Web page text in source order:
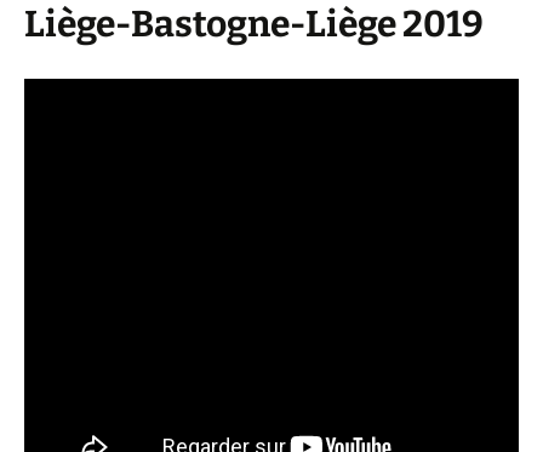
Liège-Bastogne-Liège 2019